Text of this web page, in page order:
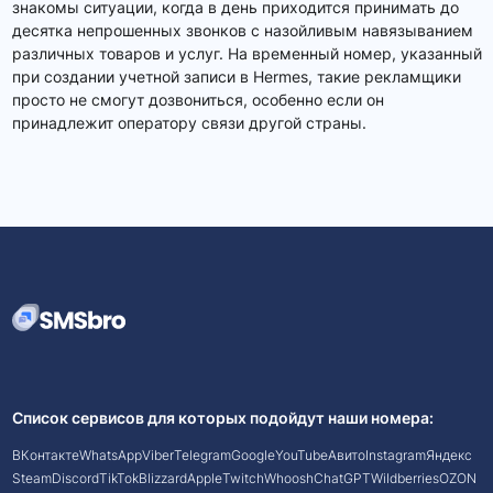
знакомы ситуации, когда в день приходится принимать до
десятка непрошенных звонков с назойливым навязыванием
различных товаров и услуг. На временный номер, указанный
при создании учетной записи в Hermes, такие рекламщики
просто не смогут дозвониться, особенно если он
принадлежит оператору связи другой страны.
Список сервисов для которых подойдут наши номера:
ВКонтактеWhatsAppViberTelegramGoogleYouTubeАвитоInstagramЯндекс
SteamDiscordTikTokBlizzardAppleTwitchWhooshChatGPTWildberriesOZON